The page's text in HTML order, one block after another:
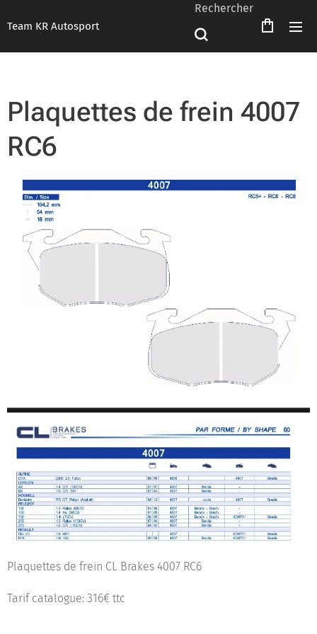
Team KR Autosport
Rechercher
Plaquettes de frein 4007
RC6
Plaquettes de frein CL Brakes 4007 RC6
Tarif catalogue: 316€ ttc